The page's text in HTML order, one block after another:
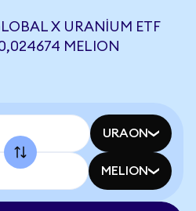
X URANIUM ETF
MELION
URAON
MELION